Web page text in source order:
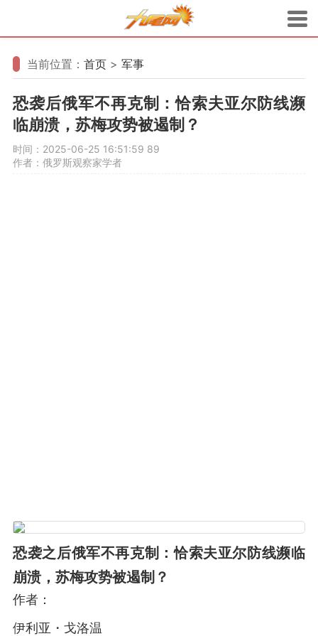
当前位置： 首页 > 军事
恐袭后俄军不再克制：恰索夫亚尔防线濒
临崩溃，苏梅攻势被遏制？
时间：2025-06-25 16:51:59 89
作者：俄罗斯观察家学者
恐袭之后俄军不再克制：恰索夫亚尔防线濒临
崩溃，苏梅攻势被遏制？
作者：
伊利亚・戈洛温